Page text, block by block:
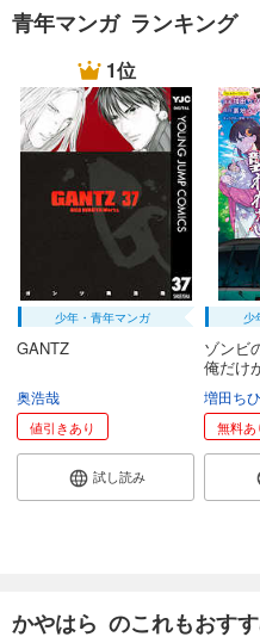
青年マンガ ランキング
1位
少年・青年マンガ
GANTZ
奥浩哉
値引きあり
試し読み
少
ゾンビ
俺だけ
増田ち
無料あ
かやはら のこれもおす